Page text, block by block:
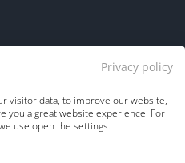
Kontakt Über uns
Privacy policy
visitor data, to improve our website,
you a great website experience. For
use open the settings.